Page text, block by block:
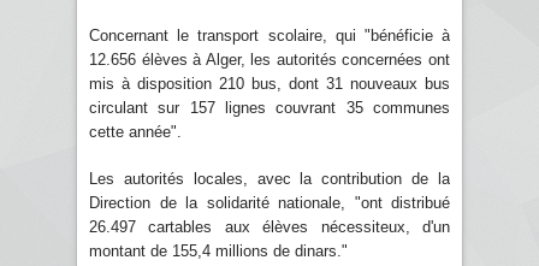
Concernant le transport scolaire, qui "bénéficie à
12.656 élèves à Alger, les autorités concernées ont
mis à disposition 210 bus, dont 31 nouveaux bus
circulant sur 157 lignes couvrant 35 communes
cette année".
Les autorités locales, avec la contribution de la
Direction de la solidarité nationale, "ont distribué
26.497 cartables aux élèves nécessiteux, d'un
montant de 155,4 millions de dinars."